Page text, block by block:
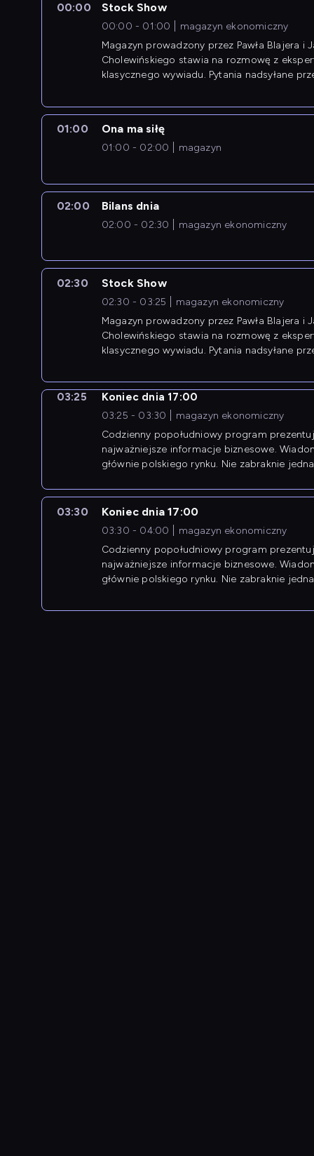
00:00 Stock Show
00:00 - 01:00
magazyn ekonomiczny
Magazyn prowadzony przez Pawła Blajera i
Cholewińskiego stawia na rozmowę z
klasycznego wywiadu. Pytania nadsyłane
01:00 Ona ma siłę
01:00 - 02:00 magazyn
02:00 Bilans dnia
02:00 - 02:30 magazyn ekonomiczny
02:30 Stock Show
02:30 - 03:25
magazyn ekonomiczny
Magazyn prowadzony przez Pawła Blajera i
Cholewińskiego stawia na rozmowę z
klasycznego wywiadu. Pytania nadsyłane
03:25 Koniec dnia 17:00
03:25 - 03:30
magazyn ekonomiczny
Codzienny popołudniowy program
najważniejsze informacje biznesowe.
głównie polskiego rynku. Nie zabraknie
03:30 Koniec dnia 17:00
03:30 - 04:00
magazyn ekonomiczny
Codzienny popołudniowy program
najważniejsze informacje biznesowe.
głównie polskiego rynku. Nie zabraknie